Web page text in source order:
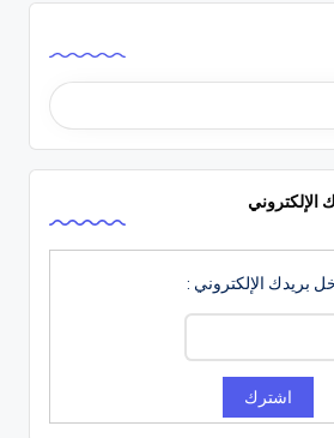
الإلكتروني
بريدك الإلكتروني :